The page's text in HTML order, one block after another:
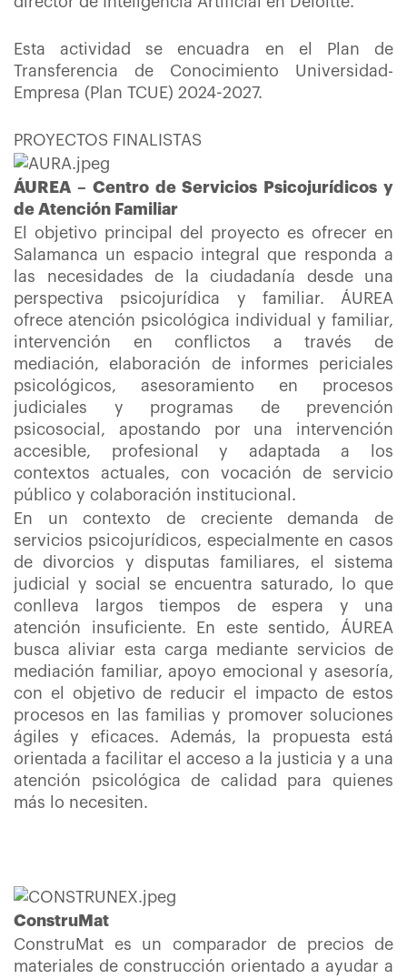
Esta actividad se encuadra en el Plan de
Transferencia de Conocimiento Universidad-
Empresa (Plan TCUE) 2024-2027.
PROYECTOS FINALISTAS
ÁUREA – Centro de Servicios Psicojurídicos y
de Atención Familiar
El objetivo principal del proyecto es ofrecer en
Salamanca un espacio integral que responda a
las necesidades de la ciudadanía desde una
perspectiva psicojurídica y familiar. ÁUREA
ofrece atención psicológica individual y familiar,
intervención en conflictos a través de
mediación, elaboración de informes periciales
psicológicos, asesoramiento en procesos
judiciales y programas de prevención
psicosocial, apostando por una intervención
accesible, profesional y adaptada a los
contextos actuales, con vocación de servicio
público y colaboración institucional.
En un contexto de creciente demanda de
servicios psicojurídicos, especialmente en casos
de divorcios y disputas familiares, el sistema
judicial y social se encuentra saturado, lo que
conlleva largos tiempos de espera y una
atención insuficiente. En este sentido, ÁUREA
busca aliviar esta carga mediante servicios de
mediación familiar, apoyo emocional y asesoría,
con el objetivo de reducir el impacto de estos
procesos en las familias y promover soluciones
ágiles y eficaces. Además, la propuesta está
orientada a facilitar el acceso a la justicia y a una
atención psicológica de calidad para quienes
más lo necesiten.
ConstruMat
ConstruMat es un comparador de precios de
materiales de construcción orientado a ayudar a